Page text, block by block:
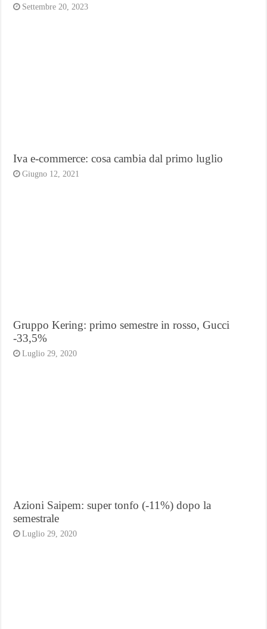
Settembre 20, 2023
Iva e-commerce: cosa cambia dal primo luglio
Giugno 12, 2021
Gruppo Kering: primo semestre in rosso, Gucci
-33,5%
Luglio 29, 2020
Azioni Saipem: super tonfo (-11%) dopo la
semestrale
Luglio 29, 2020